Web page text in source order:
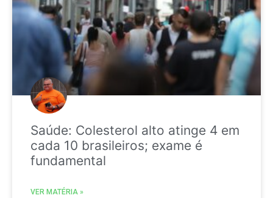
Saúde: Colesterol alto atinge 4 em
cada 10 brasileiros; exame é
fundamental
VER MATÉRIA »